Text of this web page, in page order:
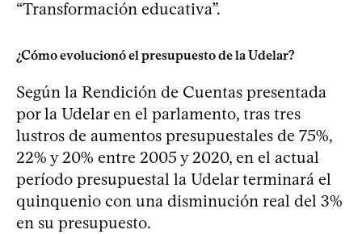
“Transformación educativa”.
¿Cómo evolucionó el presupuesto de la Udelar?
Según la Rendición de Cuentas presentada
por la Udelar en el parlamento, tras tres
lustros de aumentos presupuestales de 75%,
22% y 20% entre 2005 y 2020, en el actual
período presupuestal la Udelar terminará el
quinquenio con una disminución real del 3%
en su presupuesto.